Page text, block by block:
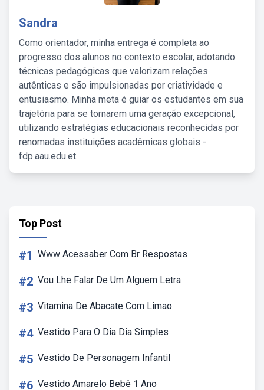
Sandra
Como orientador, minha entrega é completa ao
progresso dos alunos no contexto escolar, adotando
técnicas pedagógicas que valorizam relações
autênticas e são impulsionadas por criatividade e
entusiasmo. Minha meta é guiar os estudantes em sua
trajetória para se tornarem uma geração excepcional,
utilizando estratégias educacionais reconhecidas por
renomadas instituições acadêmicas globais -
fdp.aau.edu.et.
Top Post
#1 Www Acessaber Com Br Respostas
#2 Vou Lhe Falar De Um Alguem Letra
#3 Vitamina De Abacate Com Limao
#4 Vestido Para O Dia Dia Simples
#5 Vestido De Personagem Infantil
#6 Vestido Amarelo Bebê 1 Ano